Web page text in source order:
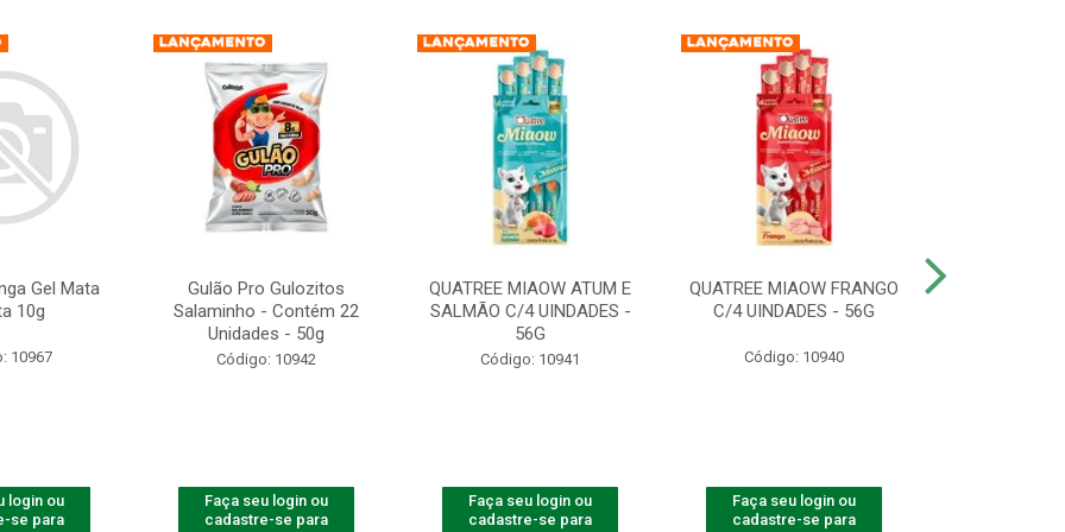
Gel Mata
10g
10967
login ou
se para
Gulão Pro Gulozitos
Salaminho - Contém 22
Unidades - 50g
Código: 10942
Faça seu login ou
cadastre-se para
QUATREE MIAOW ATUM E
SALMÃO C/4 UINDADES -
56G
Código: 10941
Faça seu login ou
cadastre-se para
QUATREE MIAOW FRANGO
C/4 UINDADES - 56G
Código: 10940
Faça seu login ou
cadastre-se para